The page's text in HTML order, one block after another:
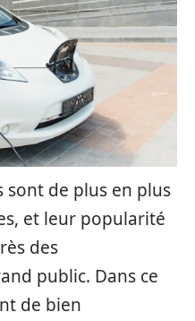
sont de plus en plus
et leur popularité
des
public. Dans ce
de bien